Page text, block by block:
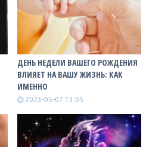
ДЕНЬ НЕДЕЛИ ВАШЕГО РОЖДЕНИЯ
ВЛИЯЕТ НА ВАШУ ЖИЗНЬ: КАК
ИМЕННО
2023-05-07 13:05